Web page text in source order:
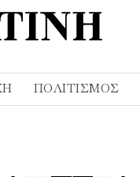
ΠΟΛΙΤΙΣΜΌΣ